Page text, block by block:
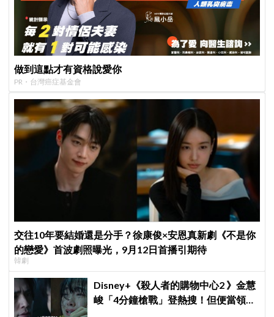
做到這點才有資格說愛你
PR・台灣癌症基金會
交往10年要結婚還是分手？徐康俊×安恩真新劇《不是你
的戀愛》首波劇照曝光，9月12日首播引期待
韓劇
Disney+《殺人者的購物中心2 》金慧
峻「4分鐘槍戰」登熱搜！但便當領不